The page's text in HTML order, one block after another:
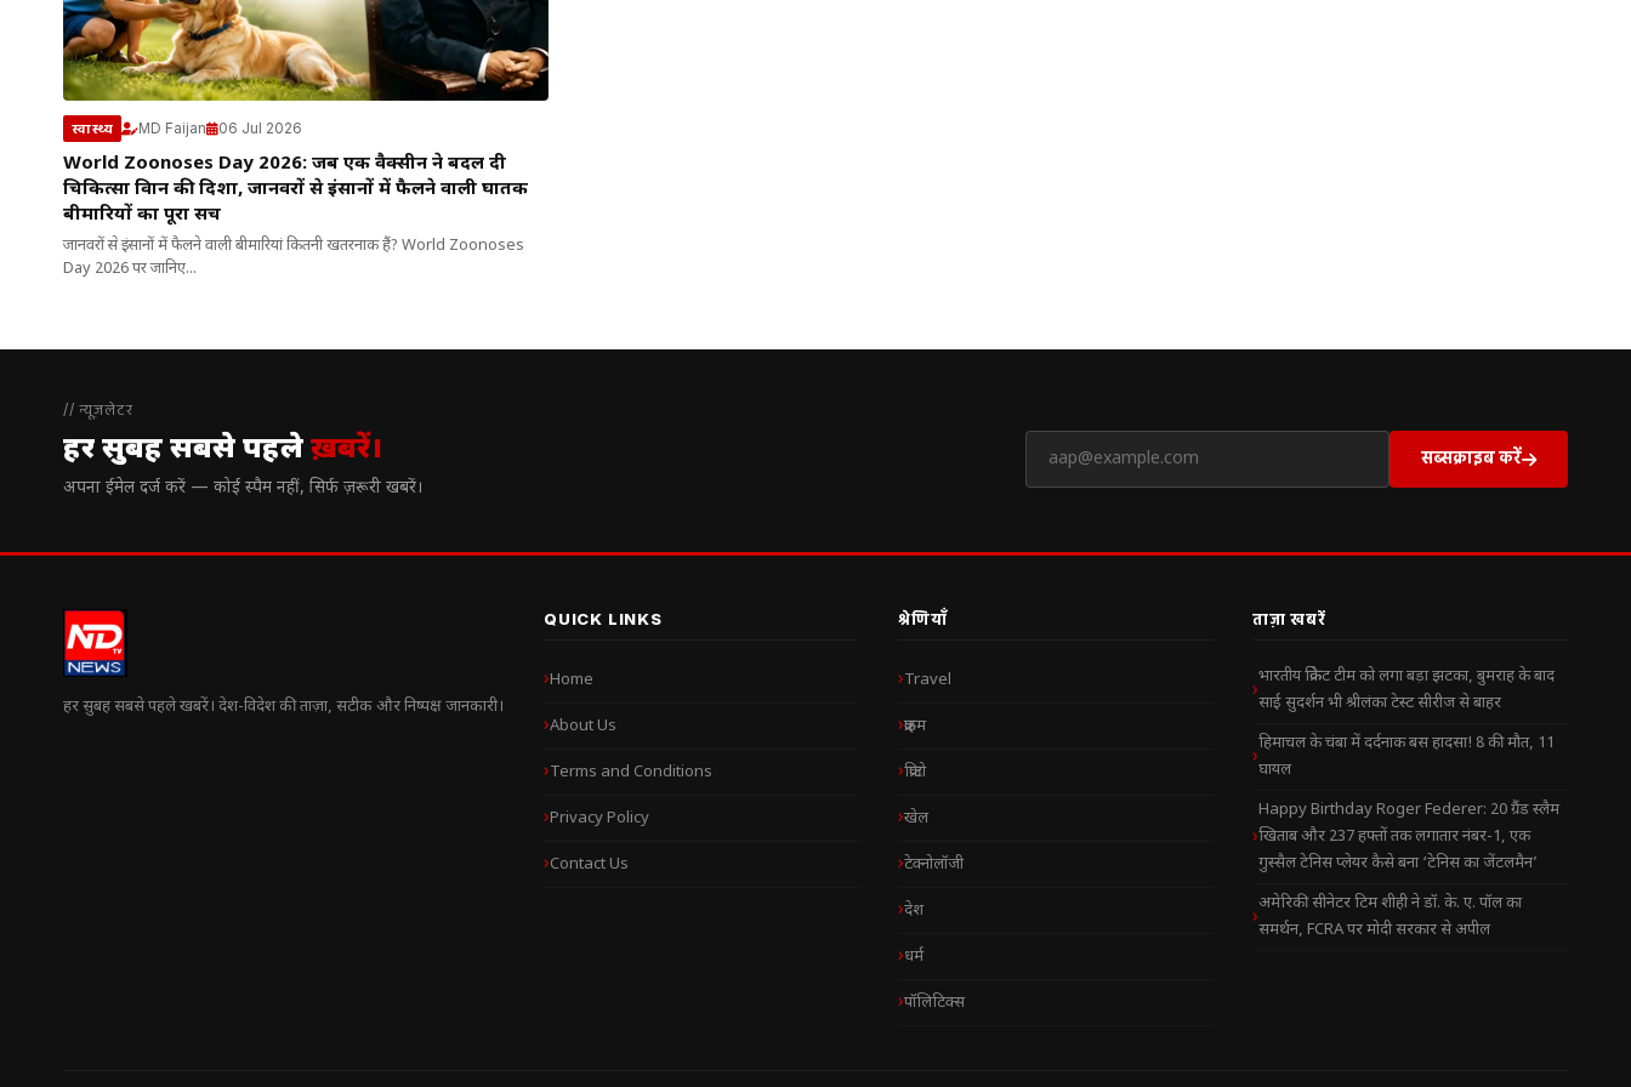
स्वास्थ्य MD Faijan 06 Jul 2026
World Zoonoses Day 2026: जब एक वैक्सीन ने बदल दी
चिकित्सा विज्ञान की दिशा, जानवरों से इंसानों में फैलने वाली घातक
बीमारियों का पूरा सच
जानवरों से इंसानों में फैलने वाली बीमारियां कितनी खतरनाक हैं? World Zoonoses
Day 2026 पर जानिए...
// न्यूज़लेटर
हर सुबह सबसे पहलेख़बरें।
अपना ईमेल दर्ज करें — कोई स्पैम नहीं, सिर्फ ज़रूरी खबरें।
सब्सक्राइब करें
हर सुबह सबसे पहले खबरें। देश-विदेश की ताज़ा, सटीक और निष्पक्ष जानकारी।
QUICK LINKS
Home
About Us
Terms and Conditions
Privacy Policy
Contact Us
श्रेणियाँ
Travel
क्राइम
क्रिप्टो
खेल
टेक्नोलॉजी
देश
धर्म
पॉलिटिक्स
ताज़ा खबरें
भारतीय क्रिकेट टीम को लगा बड़ा झटका, बुमराह के बाद
साई सुदर्शन भी श्रीलंका टेस्ट सीरीज से बाहर
हिमाचल के चंबा में दर्दनाक बस हादसा! 8 की मौत, 11
घायल
Happy Birthday Roger Federer: 20 ग्रैंड स्लैम
खिताब और 237 हफ्तों तक लगातार नंबर-1, एक
गुस्सैल टेनिस प्लेयर कैसे बना ‘टेनिस का जेंटलमैन’
अमेरिकी सीनेटर टिम शीही ने डॉ. के. ए. पॉल का
समर्थन, FCRA पर मोदी सरकार से अपील